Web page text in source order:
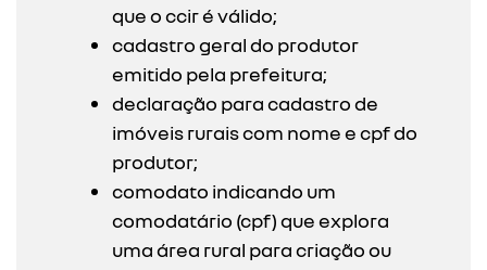
que o ccir é válido;
cadastro geral do produtor
emitido pela prefeitura;
declaração para cadastro de
imóveis rurais com nome e cpf do
produtor;
comodato indicando um
comodatário (cpf) que explora
uma área rural para criação ou